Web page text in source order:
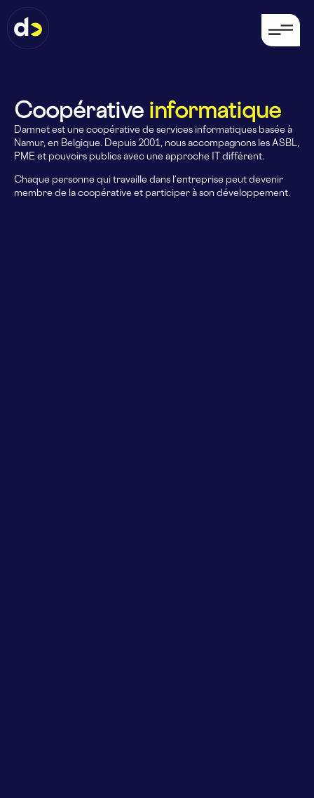
Coopérative informatique
Damnet est une coopérative de services informatiques basée à
Namur, en Belgique. Depuis 2001, nous accompagnons les ASBL,
PME et pouvoirs publics avec une approche IT différent.
Chaque personne qui travaille dans l’entreprise peut devenir
membre de la coopérative et participer à son développement.